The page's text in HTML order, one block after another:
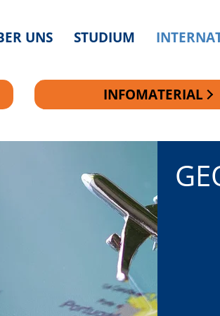
UNS STUDIUM
INFOMATERIAL